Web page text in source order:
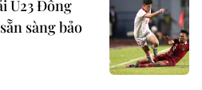
U23 Đông
sàng bảo